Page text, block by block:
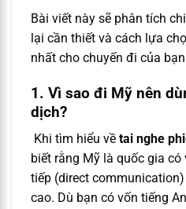
Bài viết này sẽ phân tích
lại cần thiết và cách lựa
nhất cho chuyến đi của
1. Vì sao đi Mỹ nên
dịch?
Khi tìm hiểu về tai nghe
biết rằng Mỹ là quốc gia
tiếp (direct
cao. Dù bạn có vốn tiếng